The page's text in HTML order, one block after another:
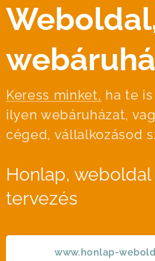
Keress minket, ha te
ilyen webáruházat,
céged, vállalkozásod
Honlap, weboldal
tervezés
www.honlap-